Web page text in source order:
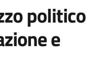
politico
e